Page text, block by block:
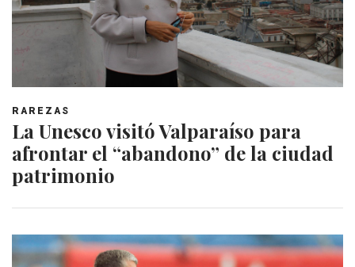
RAREZAS
La Unesco visitó Valparaíso para
afrontar el “abandono” de la ciudad
patrimonio